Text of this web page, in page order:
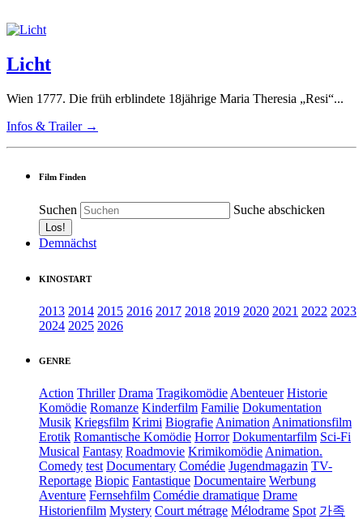
Licht
Wien 1777. Die früh erblindete 18jährige Maria Theresia „Resi“...
Infos & Trailer →
Film Finden
Suchen Suche abschicken
Demnächst
KINOSTART
2013 2014 2015 2016 2017 2018 2019 2020 2021 2022 2023
2024 2025 2026
GENRE
Action Thriller Drama TragikomödieAbenteuer Historie
Komödie Romanze Kinderfilm Familie Dokumentation
Musik Kriegsfilm Krimi BiografieAnimationAnimationsfilm
Erotik Romantische Komödie Horror Dokumentarfilm Sci-Fi
Musical Fantasy Roadmovie KrimikomödieAnimation.
Comedy test Documentary Comédie Jugendmagazin TV-
Reportage Biopic Fantastique Documentaire Werbung
Aventure Fernsehfilm Comédie dramatique Drame
Historienfilm Mystery Court métrage Mélodrame Spot 가족